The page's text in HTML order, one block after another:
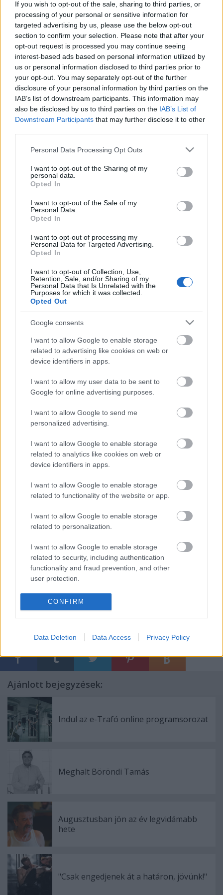
If you wish to opt-out of the sale, sharing to third parties, or
processing of your personal or sensitive information for
targeted advertising by us, please use the below opt-out
section to confirm your selection. Please note that after your
opt-out request is processed you may continue seeing
interest-based ads based on personal information utilized by
us or personal information disclosed to third parties prior to
your opt-out. You may separately opt-out of the further
disclosure of your personal information by third parties on the
IAB’s list of downstream participants. This information may
also be disclosed by us to third parties on the IAB’s List of
Downstream Participants that may further disclose it to other
Please note that this website/app uses one or more Google
not limited to your visit or usage behaviour. You may click to
grant or deny consent to Google and its third-party tags to
use your data for below specified purposes in below Google
consent section.
Personal Data Processing Opt Outs
I want to opt-out of the Sharing of my
personal data.
Opted In
I want to opt-out of the Sale of my
Personal Data.
Opted In
I want to opt-out of processing my
Personal Data for Targeted Advertising.
Opted In
I want to opt-out of Collection, Use,
Retention, Sale, and/or Sharing of my
Personal Data that Is Unrelated with the
Purposes for which it was collected.
Opted Out
Google consents
I want to allow Google to enable storage
related to advertising like cookies on web or
device identifiers in apps.
I want to allow my user data to be sent to
Google for online advertising purposes.
I want to allow Google to send me
personalized advertising.
I want to allow Google to enable storage
related to analytics like cookies on web or
device identifiers in apps.
I want to allow Google to enable storage
related to functionality of the website or app.
I want to allow Google to enable storage
related to personalization.
I want to allow Google to enable storage
related to security, including authentication
functionality and fraud prevention, and other
user protection.
CONFIRM
Data Deletion Data Access Privacy Policy
majdnem halott. Nagy iránta az érdeklődés a közönség
részéről, de belül semmi új nem történik. Nincsenek
rendezők és nem születnek új balett zenék” – mondta.
Mindezt azzal indokolta, hogy a balett közönsége túl
kicsi ahhoz, hogy az igazán tehetséges rendezők
késztetést érezzenek balettet rendezni.
Polunyin célja jelenleg egy olyan ügynökség
létrehozása, ahol táncos tehetségeket segítenek az
érvényesülésben. A balettipar szerinte húsz éves
lemaradásban van más művészeti ágakhoz képest.
Nincsenek ügynökségek és menedzserek, akik
képviselnék és népszerűsítenék a balett-táncosokat. A
táncosoknak nincs hangja” – mondta. Ráadásul
rövid a pályájuk. „Még egy lakást sem tudnak
fenntartani a táncosi fizetésből, kénytelenek osztozni
Arra is felhívta a figyelmet, hogy sokszor az operai
marketing büdzséje aránytalanul nagy, és ha ennek
az összegnek csak töredékét a táncosok fizetésének
emelésére fordítanák, már sokkal jobb lenne a
helyzet. A balettsztár nemrég elindított Polunyin
Project elnevezésű missziójának egyik célja, hogy
táncszínházi előadásokban adjon lehetőséget az
idősebb táncosoknak aktív pályájuk
meghosszabbítására.
(Forrás:Fidelio)
Ajánlott bejegyzések:
Indul az e-Trafó online programsorozat
Meghalt Böröndi Tamás
Augusztusban jön az év legvidámabb
hete
"Csak engedjenek át a határon, jövünk!"